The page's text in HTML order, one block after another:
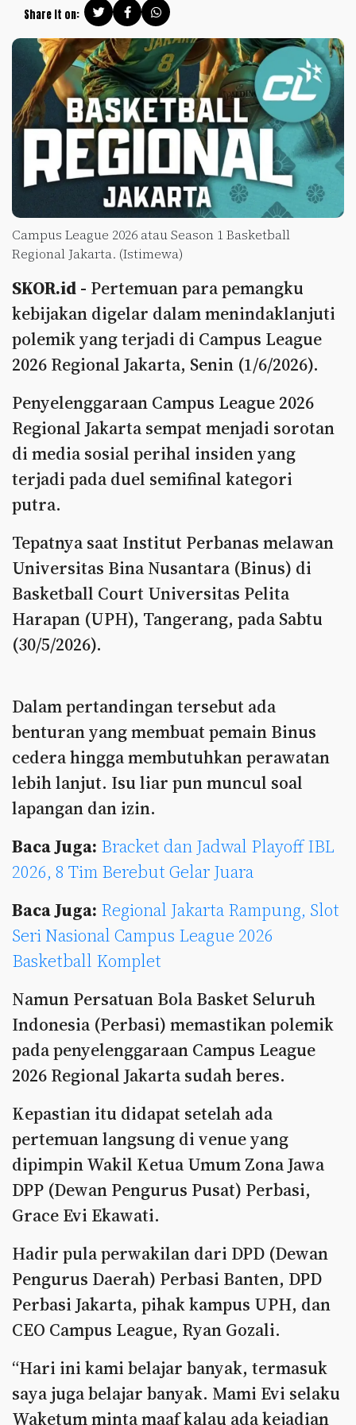
Share it on:
Campus League 2026 atau Season 1 Basketball
Regional Jakarta. (Istimewa)
SKOR.id - Pertemuan para pemangku
kebijakan digelar dalam menindaklanjuti
polemik yang terjadi di Campus League
2026 Regional Jakarta, Senin (1/6/2026).
Penyelenggaraan Campus League 2026
Regional Jakarta sempat menjadi sorotan
di media sosial perihal insiden yang
terjadi pada duel semifinal kategori
putra.
Tepatnya saat Institut Perbanas melawan
Universitas Bina Nusantara (Binus) di
Basketball Court Universitas Pelita
Harapan (UPH), Tangerang, pada Sabtu
(30/5/2026).
Dalam pertandingan tersebut ada
benturan yang membuat pemain Binus
cedera hingga membutuhkan perawatan
lebih lanjut. Isu liar pun muncul soal
lapangan dan izin.
Baca Juga: Bracket dan Jadwal Playoff IBL
2026, 8 Tim Berebut Gelar Juara
Baca Juga: Regional Jakarta Rampung, Slot
Seri Nasional Campus League 2026
Basketball Komplet
Namun Persatuan Bola Basket Seluruh
Indonesia (Perbasi) memastikan polemik
pada penyelenggaraan Campus League
2026 Regional Jakarta sudah beres.
Kepastian itu didapat setelah ada
pertemuan langsung di venue yang
dipimpin Wakil Ketua Umum Zona Jawa
DPP (Dewan Pengurus Pusat) Perbasi,
Grace Evi Ekawati.
Hadir pula perwakilan dari DPD (Dewan
Pengurus Daerah) Perbasi Banten, DPD
Perbasi Jakarta, pihak kampus UPH, dan
CEO Campus League, Ryan Gozali.
“Hari ini kami belajar banyak, termasuk
saya juga belajar banyak. Mami Evi selaku
Waketum minta maaf kalau ada kejadian